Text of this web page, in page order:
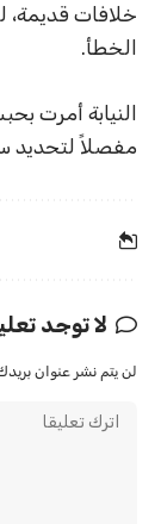
خلافات
الخطأ.
مفصلاً لتحديد
لا توجد
لن يتم نشر عنوان بريدك